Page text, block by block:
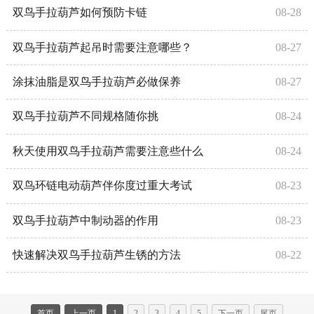
双鸟手拉葫芦如何预防卡链 08-28
双鸟手拉葫芦起吊时需要注意哪些？ 08-27
涂抹油脂是双鸟手拉葫芦必做保养 08-27
双鸟手拉葫芦不同规格随你挑 08-24
秋天使用双鸟手拉葫芦需要注意些什么 08-24
双鸟环链电动葫芦伴你度过重大考试 08-23
双鸟手拉葫芦中制动器的作用 08-23
快速解决双鸟手拉葫芦生锈的方法 08-22